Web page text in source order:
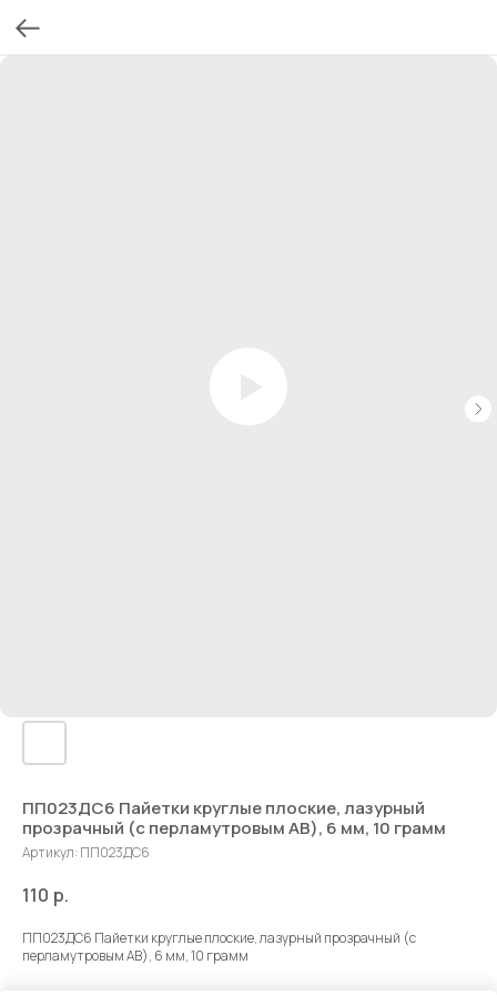
ПП023ДС6 Пайетки круглые плоские, лазурный
прозрачный (с перламутровым AB), 6 мм, 10 грамм
Артикул: ПП023ДС6
110 р.
ПП023ДС6 Пайетки круглые плоские, лазурный прозрачный (с
перламутровым AB), 6 мм, 10 грамм